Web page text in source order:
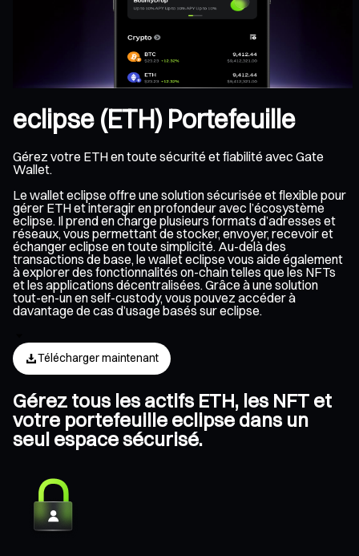
eclipse (ETH) Portefeuille
Gérez votre ETH en toute sécurité et fiabilité avec Gate
Wallet.
Le wallet eclipse offre une solution sécurisée et flexible pour
gérer ETH et interagir en profondeur avec l’écosystème
eclipse. Il prend en charge plusieurs formats d’adresses et
réseaux, vous permettant de stocker, envoyer, recevoir et
échanger eclipse en toute simplicité. Au-delà des
transactions de base, le wallet eclipse vous aide également
à explorer des fonctionnalités on-chain telles que les NFTs
et les applications décentralisées. Grâce à une solution
tout-en-un en self-custody, vous pouvez accéder à
davantage de cas d’usage basés sur eclipse.
Télécharger maintenant
Gérez tous les actifs ETH, les NFT et
votre portefeuille eclipse dans un
seul espace sécurisé.